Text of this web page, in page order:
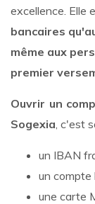
excellence. Elle
bancaires
même aux
premier
Ouvrir un
Sogexia , c'est
un IBAN
un compte
une carte